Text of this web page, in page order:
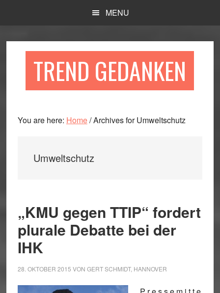
content
sidebar
MENU
TREND GEDANKEN
You are here: Home/Archives for Umweltschutz
Umweltschutz
„KMU gegen TTIP“ fordert
plurale Debatte bei der
IHK
28. OKTOBER 2015 VON GERT SCHMIDT, HANNOVER